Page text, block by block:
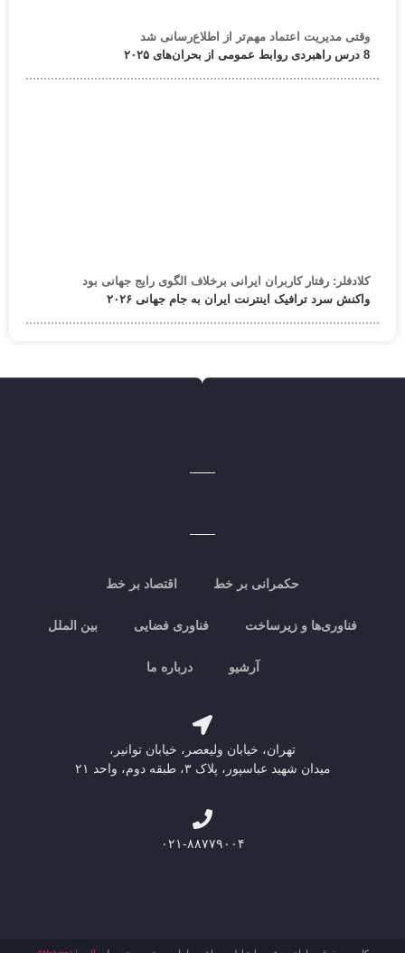
وقتی مدیریت اعتماد مهم‌تر از اطلاع‌رسانی شد
8 درس راهبردی روابط عمومی از بحران‌های ۲۰۲۵
کلادفلر: رفتار کاربران ایرانی برخلاف الگوی رایج جهانی بود
واکنش سرد ترافیک اینترنت ایران به جام جهانی ۲۰۲۶
حکمرانی بر خط اقتصاد بر خط
فناوری‌ها و زیرساخت فناوری فضایی بین الملل
آرشیو درباره ما
تهران، خیابان ولیعصر، خیابان توانیر،
میدان شهید عباسپور، پلاک ۳، طبقه دوم، واحد ۲۱
۰۲۱-۸۸۷۷۹۰۰۴